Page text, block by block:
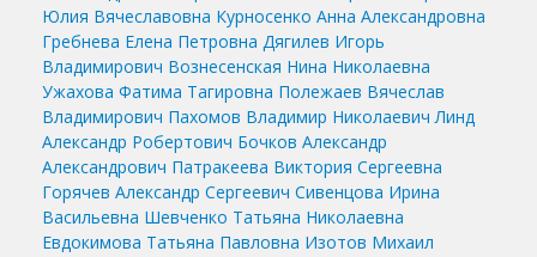
Юлия Вячеславовна Курносенко Анна Александровна
Гребнева Елена Петровна Дягилев Игорь
Владимирович Вознесенская Нина Николаевна
Ужахова Фатима Тагировна Полежаев Вячеслав
Владимирович Пахомов Владимир Николаевич Линд
Александр Робертович Бочков Александр
Александрович Патракеева Виктория Сергеевна
Горячев Александр Сергеевич Сивенцова Ирина
Васильевна Шевченко Татьяна Николаевна
Евдокимова Татьяна Павловна Изотов Михаил